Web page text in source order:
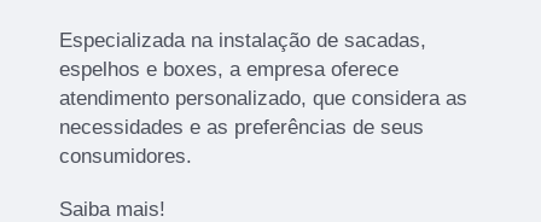
Especializada na instalação de sacadas,
espelhos e boxes, a empresa oferece
atendimento personalizado, que considera as
necessidades e as preferências de seus
consumidores.
Saiba mais!